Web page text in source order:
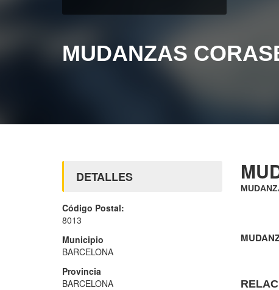
MUDANZAS
DETALLES
Código Postal:
8013
Municipio
BARCELONA
Provincia
BARCELONA